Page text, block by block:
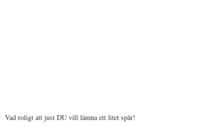
Vad roligt att just DU vill lämna ett litet spår!